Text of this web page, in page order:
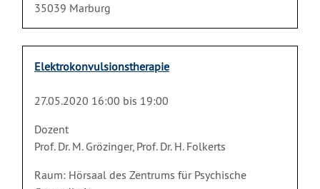
35039 Marburg
Elektrokonvulsionstherapie
27.05.2020 16:00 bis 19:00
Dozent
Prof. Dr. M. Grözinger, Prof. Dr. H. Folkerts
Raum: Hörsaal des Zentrums für Psychische